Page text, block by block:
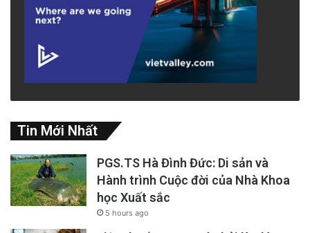
Tin Mới Nhất
PGS.TS Hà Đình Đức: Di sản và
Hành trình Cuộc đời của Nhà Khoa
học Xuất sắc
5 hours ago